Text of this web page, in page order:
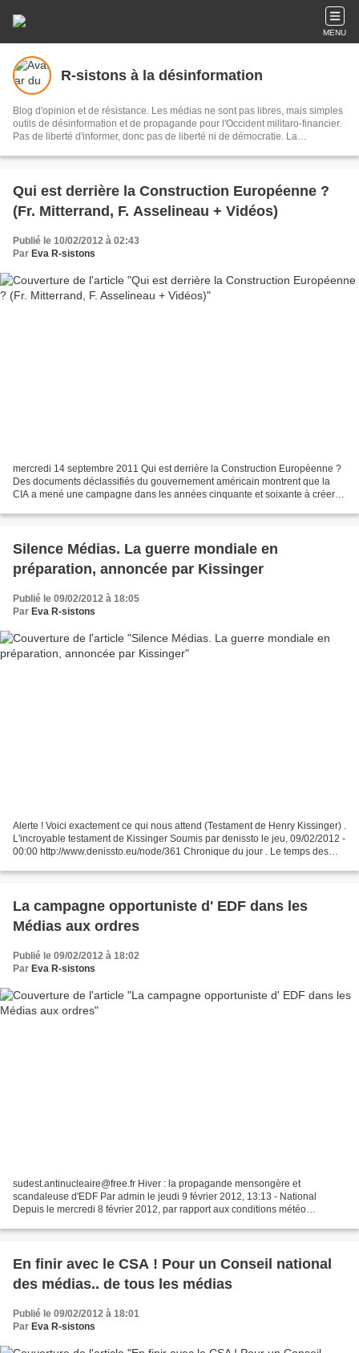
MENU
R-sistons à la désinformation
Blog d'opinion et de résistance. Les médias ne sont pas libres, mais simples
outils de désinformation et de propagande pour l'Occident militaro-financier.
Pas de liberté d'informer, donc pas de liberté ni de démocratie. La
penseuse, dénonce et interpelle.
Qui est derrière la Construction Européenne ?
(Fr. Mitterrand, F. Asselineau + Vidéos)
Publié le 10/02/2012 à 02:43
Par Eva R-sistons
mercredi 14 septembre 2011 Qui est derrière la Construction Européenne ?
Des documents déclassifiés du gouvernement américain montrent que la
CIA a mené une campagne dans les années cinquante et soixante à créer
Silence Médias. La guerre mondiale en
préparation, annoncée par Kissinger
Publié le 09/02/2012 à 18:05
Par Eva R-sistons
Alerte ! Voici exactement ce qui nous attend (Testament de Henry Kissinger) .
L'incroyable testament de Kissinger Soumis par denissto le jeu, 09/02/2012 -
00:00 http://www.denissto.eu/node/361 Chronique du jour . Le temps des
La campagne opportuniste d' EDF dans les
Médias aux ordres
Publié le 09/02/2012 à 18:02
Par Eva R-sistons
sudest.antinucleaire@free.fr Hiver : la propagande mensongère et
scandaleuse d'EDF Par admin le jeudi 9 février 2012, 13:13 - National
Depuis le mercredi 8 février 2012, par rapport aux conditions météo
En finir avec le CSA ! Pour un Conseil national
des médias.. de tous les médias
Publié le 09/02/2012 à 18:01
Par Eva R-sistons